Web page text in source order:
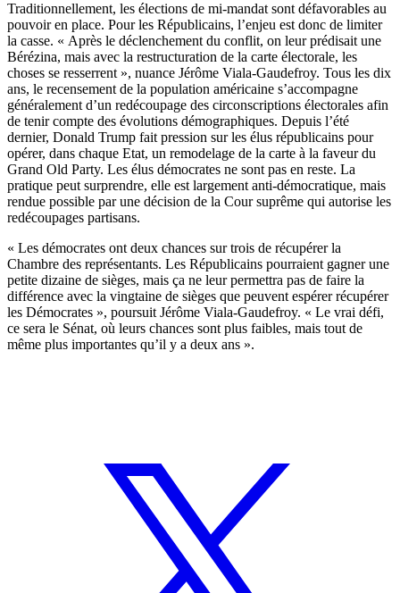
Traditionnellement, les élections de mi-mandat sont défavorables au
pouvoir en place. Pour les Républicains, l’enjeu est donc de limiter
la casse. « Après le déclenchement du conflit, on leur prédisait une
Bérézina, mais avec la restructuration de la carte électorale, les
choses se resserrent », nuance Jérôme Viala-Gaudefroy. Tous les dix
ans, le recensement de la population américaine s’accompagne
généralement d’un redécoupage des circonscriptions électorales afin
de tenir compte des évolutions démographiques. Depuis l’été
dernier, Donald Trump fait pression sur les élus républicains pour
opérer, dans chaque Etat, un remodelage de la carte à la faveur du
Grand Old Party. Les élus démocrates ne sont pas en reste. La
pratique peut surprendre, elle est largement anti-démocratique, mais
rendue possible par une décision de la Cour suprême qui autorise les
redécoupages partisans.
« Les démocrates ont deux chances sur trois de récupérer la
Chambre des représentants. Les Républicains pourraient gagner une
petite dizaine de sièges, mais ça ne leur permettra pas de faire la
différence avec la vingtaine de sièges que peuvent espérer récupérer
les Démocrates », poursuit Jérôme Viala-Gaudefroy. « Le vrai défi,
ce sera le Sénat, où leurs chances sont plus faibles, mais tout de
même plus importantes qu’il y a deux ans ».